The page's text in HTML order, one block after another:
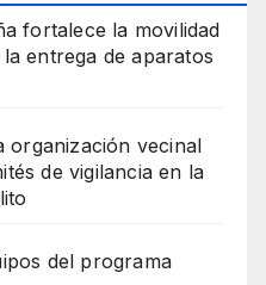
fortalece la movilidad
entrega de aparatos
organización vecinal
de vigilancia en la
del programa